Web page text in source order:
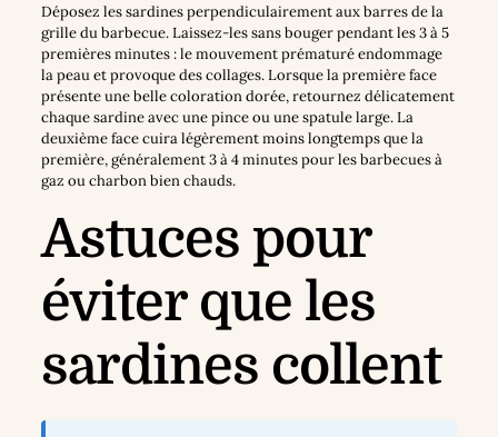
Déposez les sardines perpendiculairement aux barres de la
grille du barbecue. Laissez-les sans bouger pendant les 3 à 5
premières minutes : le mouvement prématuré endommage
la peau et provoque des collages. Lorsque la première face
présente une belle coloration dorée, retournez délicatement
chaque sardine avec une pince ou une spatule large. La
deuxième face cuira légèrement moins longtemps que la
première, généralement 3 à 4 minutes pour les barbecues à
gaz ou charbon bien chauds.
Astuces pour
éviter que les
sardines collent